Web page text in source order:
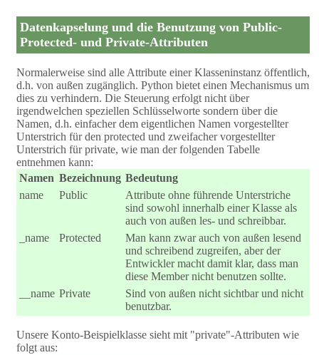
Datenkapselung und die Benutzung von Public-
Protected- und Private-Attributen
Normalerweise sind alle Attribute einer Klasseninstanz öffentlich,
d.h. von außen zugänglich. Python bietet einen Mechanismus um
dies zu verhindern. Die Steuerung erfolgt nicht über
irgendwelchen speziellen Schlüsselworte sondern über die
Namen, d.h. einfacher dem eigentlichen Namen vorgestellter
Unterstrich für den protected und zweifacher vorgestellter
Unterstrich für private, wie man der folgenden Tabelle
entnehmen kann:
Namen Bezeichnung Bedeutung
name
Public
Attribute ohne führende Unterstriche
sind sowohl innerhalb einer Klasse als
auch von außen les- und schreibbar.
_name
Protected
Man kann zwar auch von außen lesend
und schreibend zugreifen, aber der
Entwickler macht damit klar, dass man
diese Member nicht benutzen sollte.
__name Private
Sind von außen nicht sichtbar und nicht
benutzbar.
Unsere Konto-Beispielklasse sieht mit "private"-Attributen wie
folgt aus: